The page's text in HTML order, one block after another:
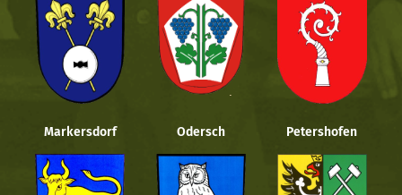
Markersdorf Odersch Petershofen